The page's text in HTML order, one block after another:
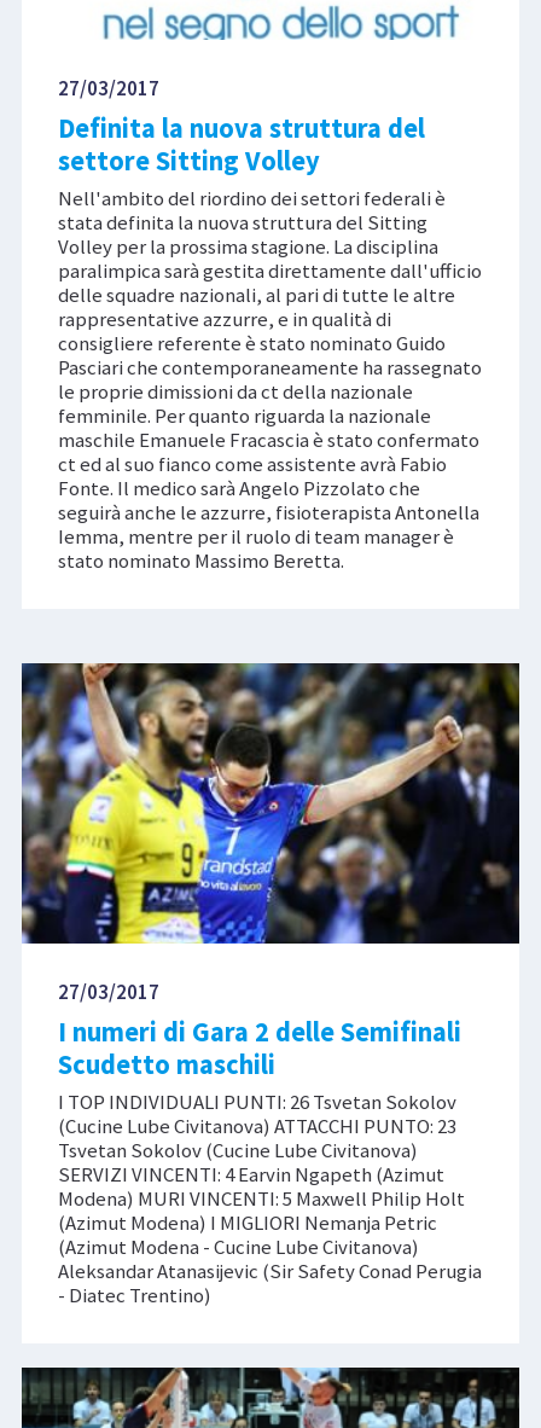
27/03/2017
Definita la nuova struttura del
settore Sitting Volley
Nell'ambito del riordino dei settori federali è
stata definita la nuova struttura del Sitting
Volley per la prossima stagione. La disciplina
paralimpica sarà gestita direttamente dall'ufficio
delle squadre nazionali, al pari di tutte le altre
rappresentative azzurre, e in qualità di
consigliere referente è stato nominato Guido
Pasciari che contemporaneamente ha rassegnato
le proprie dimissioni da ct della nazionale
femminile. Per quanto riguarda la nazionale
maschile Emanuele Fracascia è stato confermato
ct ed al suo fianco come assistente avrà Fabio
Fonte. Il medico sarà Angelo Pizzolato che
seguirà anche le azzurre, fisioterapista Antonella
Iemma, mentre per il ruolo di team manager è
stato nominato Massimo Beretta.
27/03/2017
I numeri di Gara 2 delle Semifinali
Scudetto maschili
I TOP INDIVIDUALI PUNTI: 26 Tsvetan Sokolov
(Cucine Lube Civitanova) ATTACCHI PUNTO: 23
Tsvetan Sokolov (Cucine Lube Civitanova)
SERVIZI VINCENTI: 4 Earvin Ngapeth (Azimut
Modena) MURI VINCENTI: 5 Maxwell Philip Holt
(Azimut Modena) I MIGLIORI Nemanja Petric
(Azimut Modena - Cucine Lube Civitanova)
Aleksandar Atanasijevic (Sir Safety Conad Perugia
- Diatec Trentino)